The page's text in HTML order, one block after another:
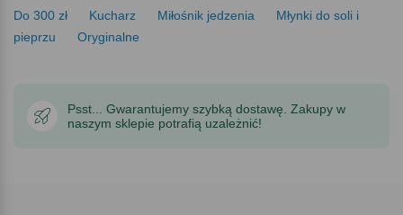
Do 300 zł Kucharz Miłośnik jedzenia
Młynki do soli i
pieprzu
Oryginalne
Psst... Gwarantujemy szybką dostawę. Zakupy w
naszym sklepie potrafią uzależnić!